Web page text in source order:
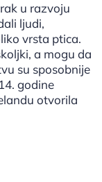
u razvoju
ljudi,
vrsta ptica.
a mogu da
su sposobnije
godine
otvorila